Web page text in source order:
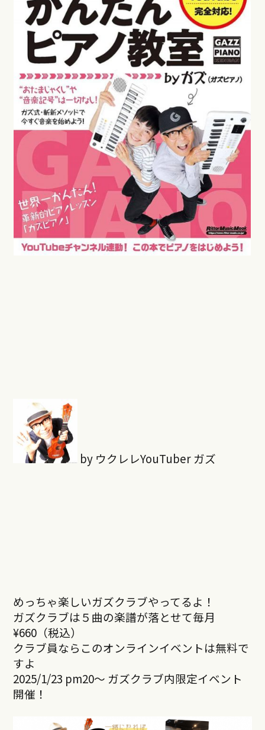
by ウクレレYouTuber ガズ
めっちゃ楽しいガズクラブやってるよ！
ガズクラブは５曲の楽譜が落とせて毎月
¥660（税込）
クラブ員ならこのオンラインイベントは無料で
すよ
2025/1/23 pm20～ ガズクラブ内限定イベント
開催！